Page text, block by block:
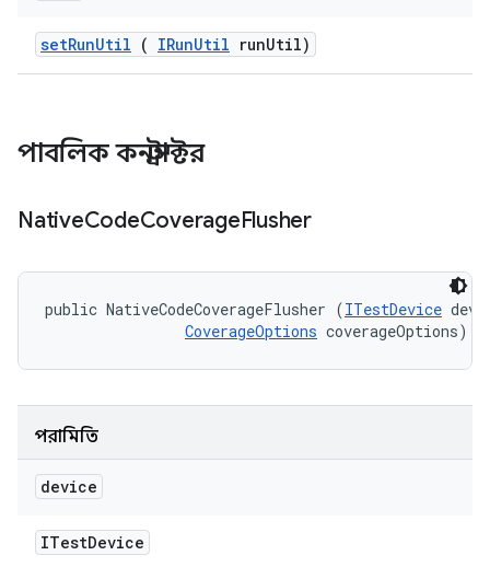
setRunUtil ( IRunUtil runUtil)
পাবলিক কনস্ট্রাক্টর
NativeCodeCoverageFlusher
public NativeCodeCoverageFlusher (ITestDevice
CoverageOptions coverageOptions)
পরামিতি
device
ITestDevice